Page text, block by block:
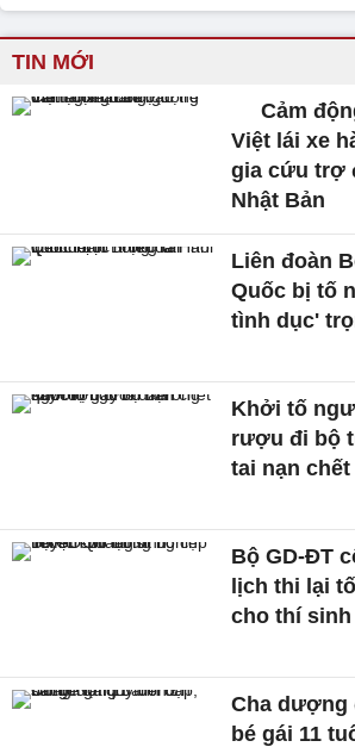
TIN MỚI
Cảm
Việt lái xe
gia cứu trợ
Nhật Bản
Liên đoàn
Quốc bị tố
tình dục'
Khởi tố
rượu đi bộ
tai nạn
Bộ GD-ĐT
lịch thi lại
cho thí sinh
Cha dượng
bé gái 11